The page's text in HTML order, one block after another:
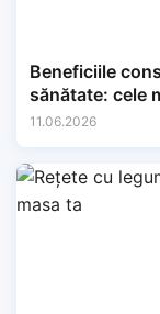
Beneficiile
sănătate: cele
11.06.2026